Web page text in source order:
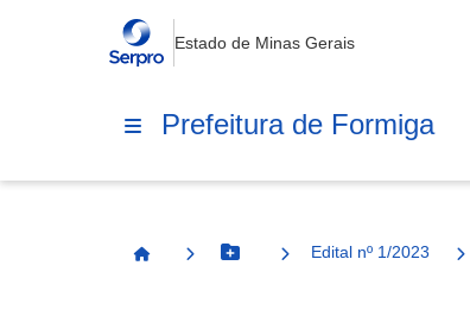
Estado de Minas Gerais
Prefeitura de Formiga
Página InicialBotão Menu
Edital nº 1/2023